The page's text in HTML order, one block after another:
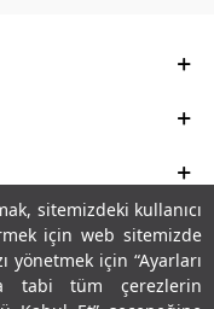
sitemizdeki kullanıcı
için web sitemizde
yönetmek için “Ayarları
tabi tüm çerezlerin